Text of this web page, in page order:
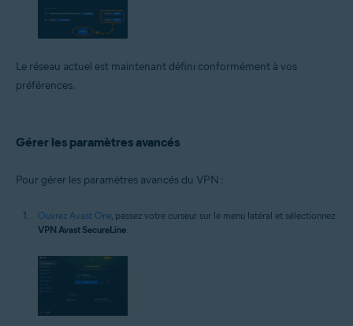
Le réseau actuel est maintenant défini conformément à vos
préférences.
Gérer les paramètres avancés
Pour gérer les paramètres avancés du VPN :
Ouvrez Avast One, passez votre curseur sur le menu latéral et sélectionnez
VPN Avast SecureLine.